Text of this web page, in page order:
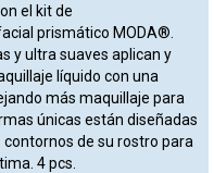
el kit de
prismático MODA®.
y ultra suaves aplican y
líquido con una
más maquillaje para
únicas están diseñadas
de su rostro para
4 pcs.